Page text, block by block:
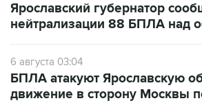
Ярославский губернатор
нейтрализации 88 БПЛА над
6 августа 03:04
БПЛА атакуют Ярославскую
движение в сторону Москвы